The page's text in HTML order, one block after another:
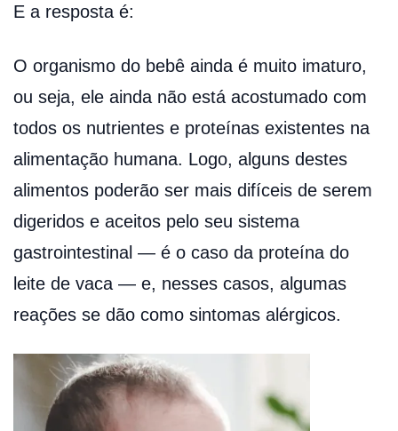
E a resposta é:
O organismo do bebê ainda é muito imaturo,
ou seja, ele ainda não está acostumado com
todos os nutrientes e proteínas existentes na
alimentação humana. Logo, alguns destes
alimentos poderão ser mais difíceis de serem
digeridos e aceitos pelo seu sistema
gastrointestinal — é o caso da proteína do
leite de vaca — e, nesses casos, algumas
reações se dão como sintomas alérgicos.